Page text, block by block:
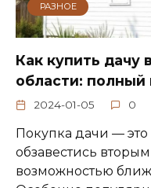
РАЗНОЕ
Как купить дачу
области: полный
2024-01-05 0
Покупка дачи —
обзавестись
возможностью